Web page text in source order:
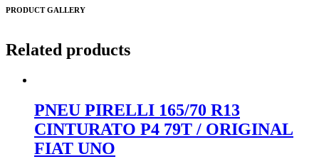
PRODUCT GALLERY
Related products
PNEU PIRELLI 165/70 R13
CINTURATO P4 79T / ORIGINAL
FIAT UNO